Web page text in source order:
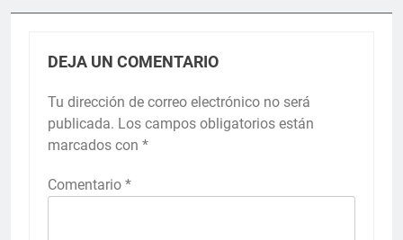
DEJA UN COMENTARIO
Tu dirección de correo electrónico no será
publicada. Los campos obligatorios están
marcados con *
Comentario *